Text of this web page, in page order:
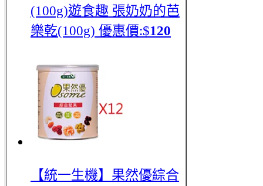
(100g)遊食趣 張奶奶的芭
樂乾(100g) 優惠價:$120
【統一生機】果然優綜合